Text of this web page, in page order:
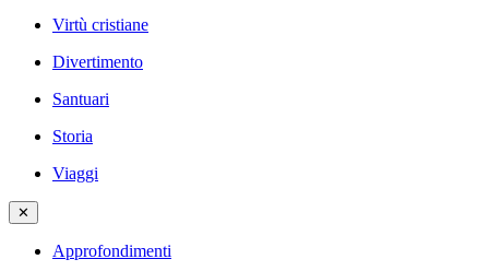
Virtù cristiane
Divertimento
Santuari
Storia
Viaggi
✕
Approfondimenti